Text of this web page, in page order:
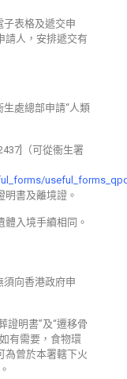
子表格及遞交申
請人，安排遞交有
處總部申請“人類
（可從衞生署
明書及離境證。
入境手續相同。
須向香港政府申
證明書”及“遷移骨
有需要，食物環
為曾於本署轄下火